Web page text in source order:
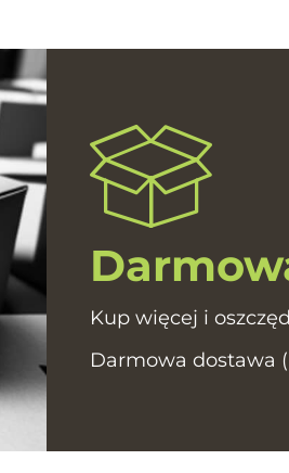
Kup więcej i
Darmowa dostawa